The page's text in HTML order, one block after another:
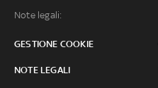
Note legali:
GESTIONE COOKIE
NOTE LEGALI